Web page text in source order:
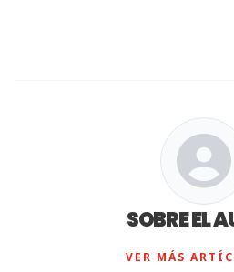
SOBRE EL
VER MÁS